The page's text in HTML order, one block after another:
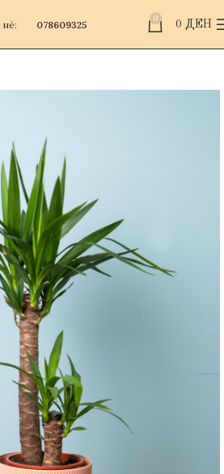
нè: 078609325 0
0 ДЕН